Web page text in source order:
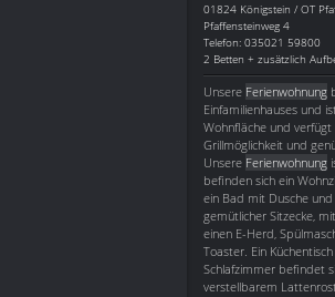
01824 Königstein / OT
Pfaffensteinweg 4
Telefon: 035021 59800
2 Betten + zusätzlich
Unsere Ferienwohnung
Einfamilienhauses und
Wohnfläche und
Grillmöglichkeit und
Unsere Ferienwohnung
befinden sich ein
ein Bad mit Dusche
gemütlicher Sitzecke,
einen E-Herd,
Toaster. Ein
Schlafzimmer befindet
verstellbarem